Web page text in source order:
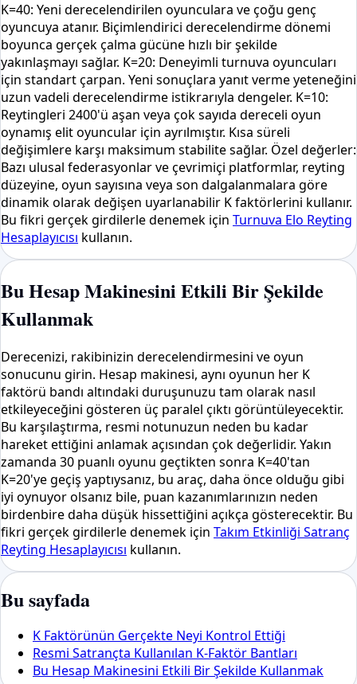
K=40: Yeni derecelendirilen oyunculara ve çoğu genç
oyuncuya atanır. Biçimlendirici derecelendirme dönemi
boyunca gerçek çalma gücüne hızlı bir şekilde
yakınlaşmayı sağlar. K=20: Deneyimli turnuva oyuncuları
için standart çarpan. Yeni sonuçlara yanıt verme yeteneğini
uzun vadeli derecelendirme istikrarıyla dengeler. K=10:
Reytingleri 2400'ü aşan veya çok sayıda dereceli oyun
oynamış elit oyuncular için ayrılmıştır. Kısa süreli
değişimlere karşı maksimum stabilite sağlar. Özel değerler:
Bazı ulusal federasyonlar ve çevrimiçi platformlar, reyting
düzeyine, oyun sayısına veya son dalgalanmalara göre
dinamik olarak değişen uyarlanabilir K faktörlerini kullanır.
Bu fikri gerçek girdilerle denemek için Turnuva Elo Reyting
Hesaplayıcısı kullanın.
Bu Hesap Makinesini Etkili Bir Şekilde
Kullanmak
Derecenizi, rakibinizin derecelendirmesini ve oyun
sonucunu girin. Hesap makinesi, aynı oyunun her K
faktörü bandı altındaki duruşunuzu tam olarak nasıl
etkileyeceğini gösteren üç paralel çıktı görüntüleyecektir.
Bu karşılaştırma, resmi notunuzun neden bu kadar
hareket ettiğini anlamak açısından çok değerlidir. Yakın
zamanda 30 puanlı oyunu geçtikten sonra K=40'tan
K=20'ye geçiş yaptıysanız, bu araç, daha önce olduğu gibi
iyi oynuyor olsanız bile, puan kazanımlarınızın neden
birdenbire daha düşük hissettiğini açıkça gösterecektir. Bu
fikri gerçek girdilerle denemek için Takım Etkinliği Satranç
Reyting Hesaplayıcısı kullanın.
Bu sayfada
K Faktörünün Gerçekte Neyi Kontrol Ettiği
Resmi Satrançta Kullanılan K-Faktör Bantları
Bu Hesap Makinesini Etkili Bir Şekilde Kullanmak